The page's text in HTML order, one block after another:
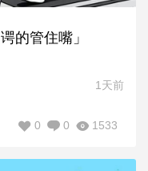
的管住嘴」
1天前
1533
0
0